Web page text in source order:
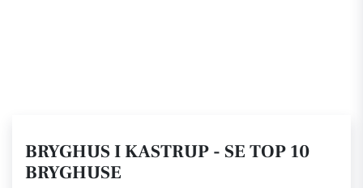
BRYGHUS I KASTRUP - SE TOP 10
BRYGHUSE